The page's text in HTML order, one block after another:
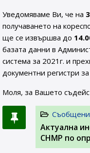
Уведомяваме Ви, че на
получаването на
ще се извършва до
базата данни в
система за 2021г. и
документни регистри
Моля, за Вашето
Актуална
CHMP по